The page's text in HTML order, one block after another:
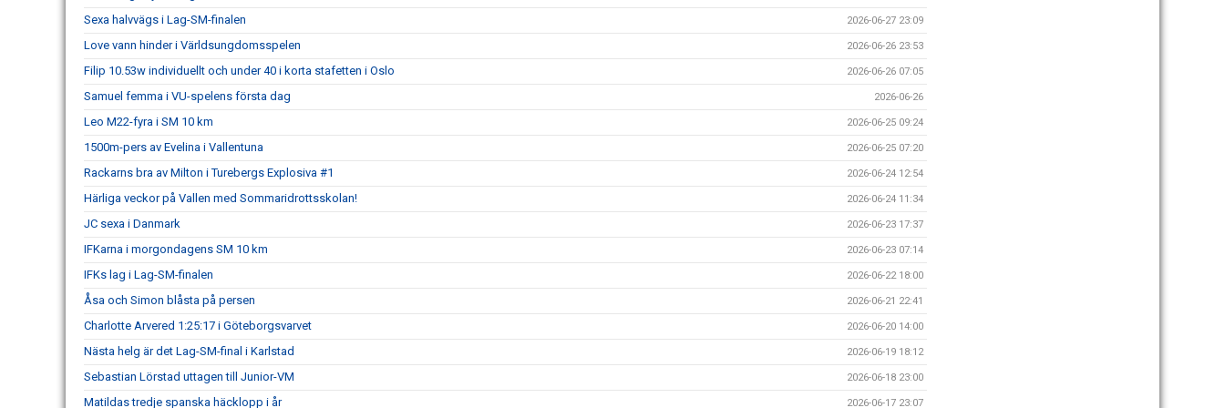
Sexa halvvägs i Lag-SM-finalen 2026-06-27 23:09
Love vann hinder i Världsungdomsspelen 2026-06-26 23:53
Filip 10.53w individuellt och under 40 i korta stafetten i Oslo 2026-06-26 07:05
Samuel femma i VU-spelens första dag 2026-06-26
Leo M22-fyra i SM 10 km 2026-06-25 09:24
1500m-pers av Evelina i Vallentuna 2026-06-25 07:20
Rackarns bra av Milton i Turebergs Explosiva #1 2026-06-24 12:54
Härliga veckor på Vallen med Sommaridrottsskolan! 2026-06-24 11:34
JC sexa i Danmark 2026-06-23 17:37
IFKarna i morgondagens SM 10 km 2026-06-23 07:14
IFKs lag i Lag-SM-finalen 2026-06-22 18:00
Åsa och Simon blåsta på persen 2026-06-21 22:41
Charlotte Arvered 1:25:17 i Göteborgsvarvet 2026-06-20 14:00
Nästa helg är det Lag-SM-final i Karlstad 2026-06-19 18:12
Sebastian Lörstad uttagen till Junior-VM 2026-06-18 23:00
Matildas tredje spanska häcklopp i år 2026-06-17 23:07